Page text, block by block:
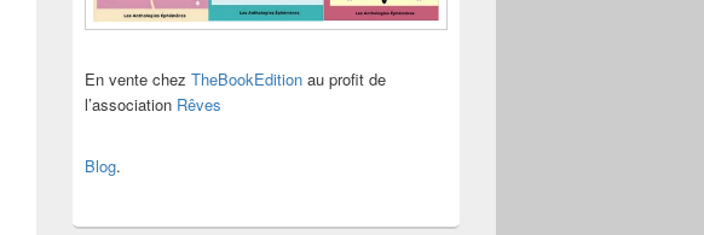
En vente chez TheBookEdition au profit de
l’association Rêves
Blog.